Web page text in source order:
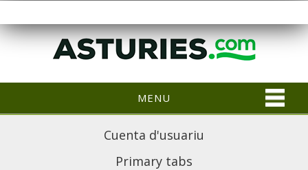
MENU
Cuenta d'usuariu
Primary tabs